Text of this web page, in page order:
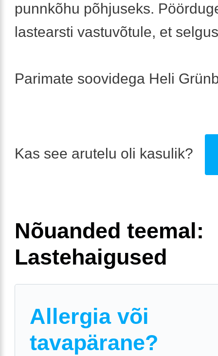
punnkõhu põhjuseks.
lastearsti vastuvõtule, et
Parimate soovidega Heli
Kas see arutelu oli kasulik?
Nõuanded teemal:
Lastehaigused
Allergia või
tavapärane?